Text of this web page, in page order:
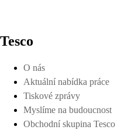
Tesco
O nás
Aktuální nabídka práce
Tiskové zprávy
Myslíme na budoucnost
Obchodní skupina Tesco